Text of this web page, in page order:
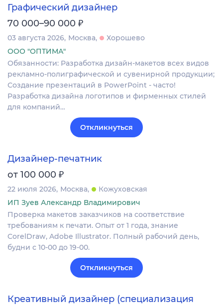
Графический дизайнер
70 000–90 000 ₽
03 августа 2026 Москва
Хорошево
ООО "ОПТИМА"
Обязанности: Разработка дизайн-макетов всех видов
рекламно-полиграфической и сувенирной продукции;
Создание презентаций в PowerPoint - часто!
Разработка дизайна логотипов и фирменных стилей
для компаний…
Откликнуться
Дизайнер-печатник
от 100 000 ₽
22 июля 2026 Москва
Кожуховская
ИП Зуев Александр Владимирович
Проверка макетов заказчиков на соответствие
требованиям к печати. Опыт от 1 года, знание
CorelDraw, Adobe Illustrator. Полный рабочий день,
будни с 10-00 до 19-00.
Откликнуться
Креативный дизайнер (специализация